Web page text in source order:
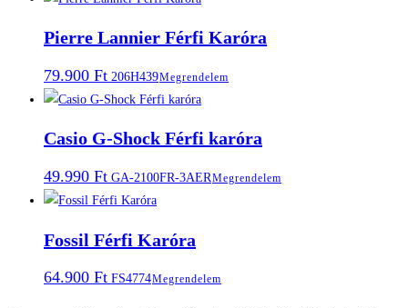
Pierre Lannier Férfi Karóra
79.900 Ft 206H439Megrendelem
Casio G-Shock Férfi karóra
49.990 Ft GA-2100FR-3AERMegrendelem
Fossil Férfi Karóra
64.900 Ft FS4774Megrendelem